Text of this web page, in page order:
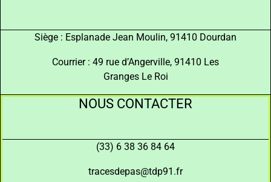
Siège : Esplanade Jean Moulin, 91410 Dourdan
Courrier : 49 rue d’Angerville, 91410 Les
Granges Le Roi
NOUS CONTACTER
(33) 6 38 36 84 64
tracesdepas@tdp91.fr